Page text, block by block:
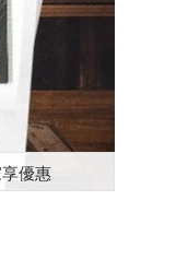
優惠